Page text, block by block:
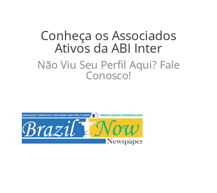
Conheça os Associados
Ativos da ABI Inter
Não Viu Seu Perfil Aqui? Fale
Conosco!